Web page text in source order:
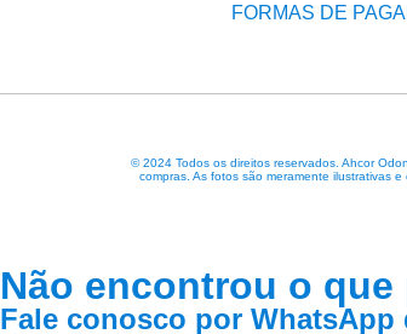
FORMAS DE
© 2024 Todos os direitos reservados. Ahcor
compras. As fotos são meramente ilustrativas
Não encontrou o que
Fale conosco por